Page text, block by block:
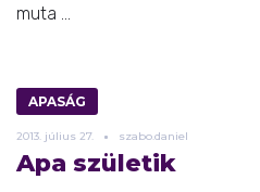
muta ...
APASÁG
2013. július 27. szabo.daniel
Apa születik